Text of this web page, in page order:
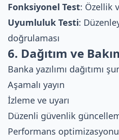
Fonksiyonel Test: Özellik
Uyumluluk Testi:
doğrulaması
6. Dağıtım ve
Banka yazılımı dağıtımı
Aşamalı yayın
İzleme ve uyarı
Düzenli güvenlik
Performans optimizasyonu